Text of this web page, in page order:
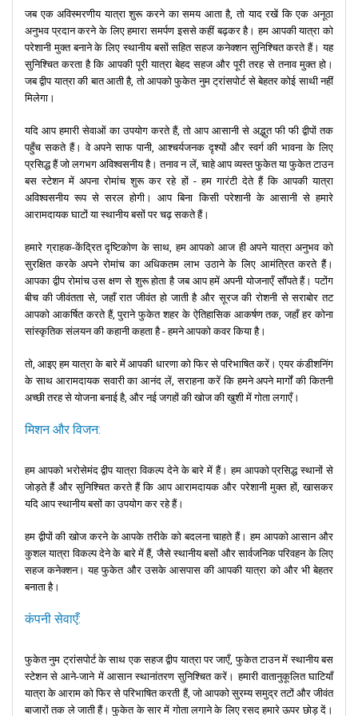
सवारी अक्सर 100 बाहट के आसपास होती है, जो आपको प्रमुख स्थानों से जोड़ती है।
क्या आप उच्च मौसम के दौरान फुकेत जा रहे हैं? सुनिश्चित करें कि आपके पास
परिवहन की व्यवस्था है। कार किराए पर लेने की सेवाएँ हवाई अड्डे पर ही उपलब्ध हैं।
इससे फुकेत के समुद्र तटों और कस्बों को अपनी गति से एक्सप्लोर करना आसान हो
जाता है।
फुकेत अंतर्राष्ट्रीय हवाई अड्डा सिर्फ़ एक आगमन बिंदु नहीं है; यह आपके फुकेत द्वीप
रोमांच की शुरुआत है। अगर आपको समुद्र तट पसंद हैं, तो आपको पश्चिमी तट पसंद
आएगा। और अगर आपको फांग नगा खाड़ी या व्यस्त फुकेत टाउन और सिटी जैसी
जगहें पसंद हैं, तो आपके लिए भी कुछ है। इस प्रकार, अपने अनुभव को अधिकतम
करें।
जानने योग्य बातें:
दो प्राथमिक टर्मिनल: वैश्विक और स्थानीय।
थाई एयरएशिया और थाई एयरवेज सहित विविध वाहक सक्रिय हैं।
टुक टुक और फुकेत स्मार्ट बसके माध्यम से स्थानीय परिवहन।
जब एक अविस्मरणीय यात्रा शुरू करने का समय आता है, तो याद रखें कि एक अनूठा
अनुभव प्रदान करने के लिए हमारा समर्पण इससे कहीं बढ़कर है। हम आपकी यात्रा को
परेशानी मुक्त बनाने के लिए स्थानीय बसों सहित सहज कनेक्शन सुनिश्चित करते हैं। यह
सुनिश्चित करता है कि आपकी पूरी यात्रा बेहद सहज और पूरी तरह से तनाव मुक्त हो।
जब द्वीप यात्रा की बात आती है, तो आपको फुकेत नुम ट्रांसपोर्ट से बेहतर कोई साथी नहीं
मिलेगा।
यदि आप हमारी सेवाओं का उपयोग करते हैं, तो आप आसानी से अद्भुत फी फी द्वीपों तक
पहुँच सकते हैं। वे अपने साफ पानी, आश्चर्यजनक दृश्यों और स्वर्ग की भावना के लिए
प्रसिद्ध हैं जो लगभग अविश्वसनीय है। तनाव न लें, चाहे आप व्यस्त फुकेत या फुकेत टाउन
बस स्टेशन में अपना रोमांच शुरू कर रहे हों - हम गारंटी देते हैं कि आपकी यात्रा
अविश्वसनीय रूप से सरल होगी। आप बिना किसी परेशानी के आसानी से हमारे
आरामदायक घाटों या स्थानीय बसों पर चढ़ सकते हैं।
हमारे ग्राहक-केंद्रित दृष्टिकोण के साथ, हम आपको आज ही अपने यात्रा अनुभव को
सुरक्षित करके अपने रोमांच का अधिकतम लाभ उठाने के लिए आमंत्रित करते हैं।
आपका द्वीप रोमांच उस क्षण से शुरू होता है जब आप हमें अपनी योजनाएँ सौंपते हैं। पटोंग
बीच की जीवंतता से, जहाँ रात जीवंत हो जाती है और सूरज की रोशनी से सराबोर तट
आपको आकर्षित करते हैं, पुराने फुकेत शहर के ऐतिहासिक आकर्षण तक, जहाँ हर कोना
सांस्कृतिक संलयन की कहानी कहता है - हमने आपको कवर किया है।
तो, आइए हम यात्रा के बारे में आपकी धारणा को फिर से परिभाषित करें। एयर कंडीशनिंग
के साथ आरामदायक सवारी का आनंद लें, सराहना करें कि हमने अपने मार्गों की कितनी
अच्छी तरह से योजना बनाई है, और नई जगहों की खोज की खुशी में गोता लगाएँ।
मिशन और विजन:
हम आपको भरोसेमंद द्वीप यात्रा विकल्प देने के बारे में हैं। हम आपको प्रसिद्ध स्थानों से
जोड़ते हैं और सुनिश्चित करते हैं कि आप आरामदायक और परेशानी मुक्त हों, खासकर
यदि आप स्थानीय बसों का उपयोग कर रहे हैं।
हम द्वीपों की खोज करने के आपके तरीके को बदलना चाहते हैं। हम आपको आसान और
कुशल यात्रा विकल्प देने के बारे में हैं, जैसे स्थानीय बसों और सार्वजनिक परिवहन के लिए
सहज कनेक्शन। यह फुकेत और उसके आसपास की आपकी यात्रा को और भी बेहतर
बनाता है।
कंपनी सेवाएँ:
फुकेत नुम ट्रांसपोर्ट के साथ एक सहज द्वीप यात्रा पर जाएँ, फुकेत टाउन में स्थानीय बस
स्टेशन से आने-जाने में आसान स्थानांतरण सुनिश्चित करें। हमारी वातानुकूलित घाटियाँ
यात्रा के आराम को फिर से परिभाषित करती हैं, जो आपको सुरम्य समुद्र तटों और जीवंत
बाजारों तक ले जाती हैं। फुकेत के सार में गोता लगाने के लिए रसद हमारे ऊपर छोड़ दें।